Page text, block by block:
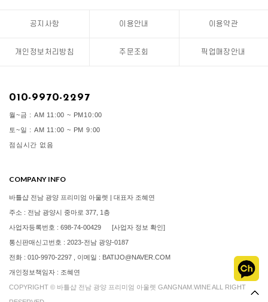
공지사항 이용안내 이용약관
개인정보처리방침 주문조회 픽업매장안내
010-9970-2297
월~금 : AM 11:00 ~ PM10:00
토~일 : AM 11:00 ~ PM 9:00
점심시간 없음
COMPANY INFO
바틀샵 전남 광양 프리미엄 아울렛 | 대표자 조혜연
주소 : 전남 광양시 중마로 377, 1층
사업자등록번호 : 698-74-00429 [사업자 정보 확인]
통신판매신고번호 : 2023-전남 광양-0187
전화 : 010-9970-2297 , 이메일 : BATIJO@NAVER.COM
개인정보책임자 : 조혜연
COPYRIGHT © 바틀샵 전남 광양 프리미엄 아울렛 GANGNAM.WINE ALL RIGHT